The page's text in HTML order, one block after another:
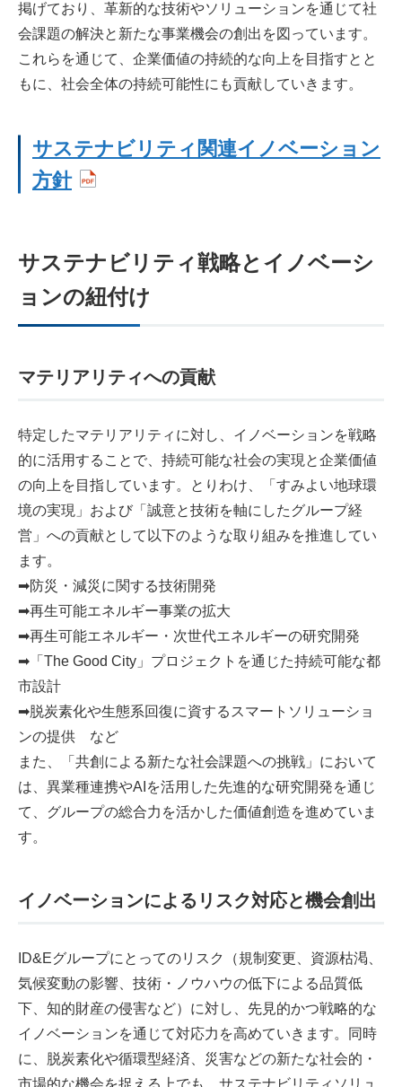
掲げており、革新的な技術やソリューションを通じて社
会課題の解決と新たな事業機会の創出を図っています。
これらを通じて、企業価値の持続的な向上を目指すとと
もに、社会全体の持続可能性にも貢献していきます。
サステナビリティ関連イノベーション
方針
サステナビリティ戦略とイノベーシ
ョンの紐付け
マテリアリティへの貢献
特定したマテリアリティに対し、イノベーションを戦略
的に活用することで、持続可能な社会の実現と企業価値
の向上を目指しています。とりわけ、「すみよい地球環
境の実現」および「誠意と技術を軸にしたグループ経
営」への貢献として以下のような取り組みを推進してい
ます。
➡防災・減災に関する技術開発
➡再生可能エネルギー事業の拡大
➡再生可能エネルギー・次世代エネルギーの研究開発
➡「The Good City」プロジェクトを通じた持続可能な都
市設計
➡脱炭素化や生態系回復に資するスマートソリューショ
ンの提供 など
また、「共創による新たな社会課題への挑戦」において
は、異業種連携やAIを活用した先進的な研究開発を通じ
て、グループの総合力を活かした価値創造を進めていま
す。
イノベーションによるリスク対応と機会創出
ID&Eグループにとってのリスク（規制変更、資源枯渇、
気候変動の影響、技術・ノウハウの低下による品質低
下、知的財産の侵害など）に対し、先見的かつ戦略的な
イノベーションを通じて対応力を高めていきます。同時
に、脱炭素化や循環型経済、災害などの新たな社会的・
市場的な機会を捉える上でも、サステナビリティソリュ